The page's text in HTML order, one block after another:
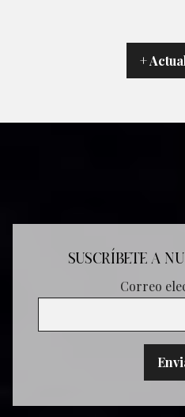
+
SUSCRÍBETE A
Correo